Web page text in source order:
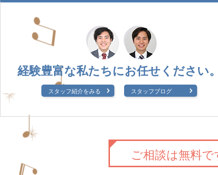
経験豊富な私たちにお任せください
スタッフ紹介をみる スタッフブログ
ご相談は無料